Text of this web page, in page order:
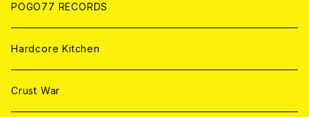
POGO77 RECORDS
Hardcore Kitchen
Crust War